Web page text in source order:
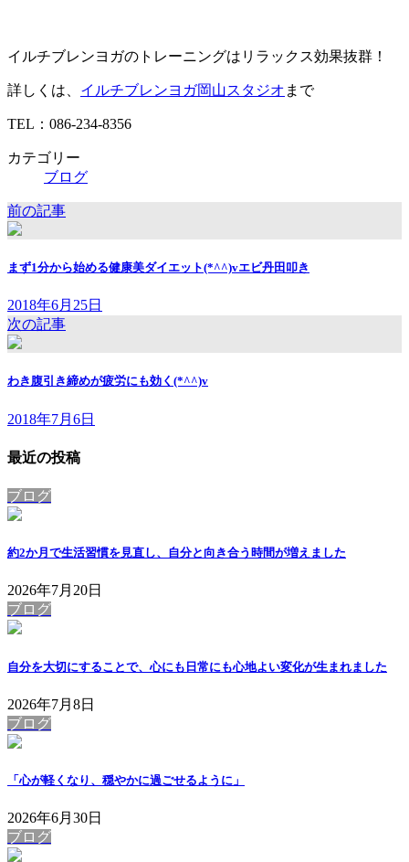
イルチブレンヨガのトレーニングはリラックス効果抜群！
詳しくは、 イルチブレンヨガ岡山スタジオ まで
TEL：086-234-8356
カテゴリー
ブログ
前の記事
まず1分から始める健康美ダイエット(*^^)vエビ丹田叩き
2018年6月25日
次の記事
わき腹引き締めが疲労にも効く(*^^)v
2018年7月6日
最近の投稿
ブログ
約2か月で生活習慣を見直し、自分と向き合う時間が増えました
2026年7月20日
ブログ
自分を大切にすることで、心にも日常にも心地よい変化が生まれました
2026年7月8日
ブログ
「心が軽くなり、穏やかに過ごせるように」
2026年6月30日
ブログ